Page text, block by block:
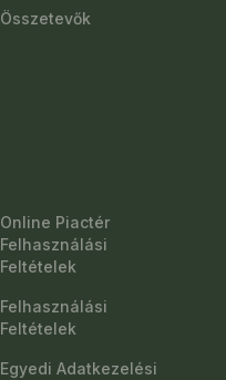
Összetevők
Online Piactér
Felhasználási
Feltételek
Felhasználási
Feltételek
Egyedi Adatkezelési